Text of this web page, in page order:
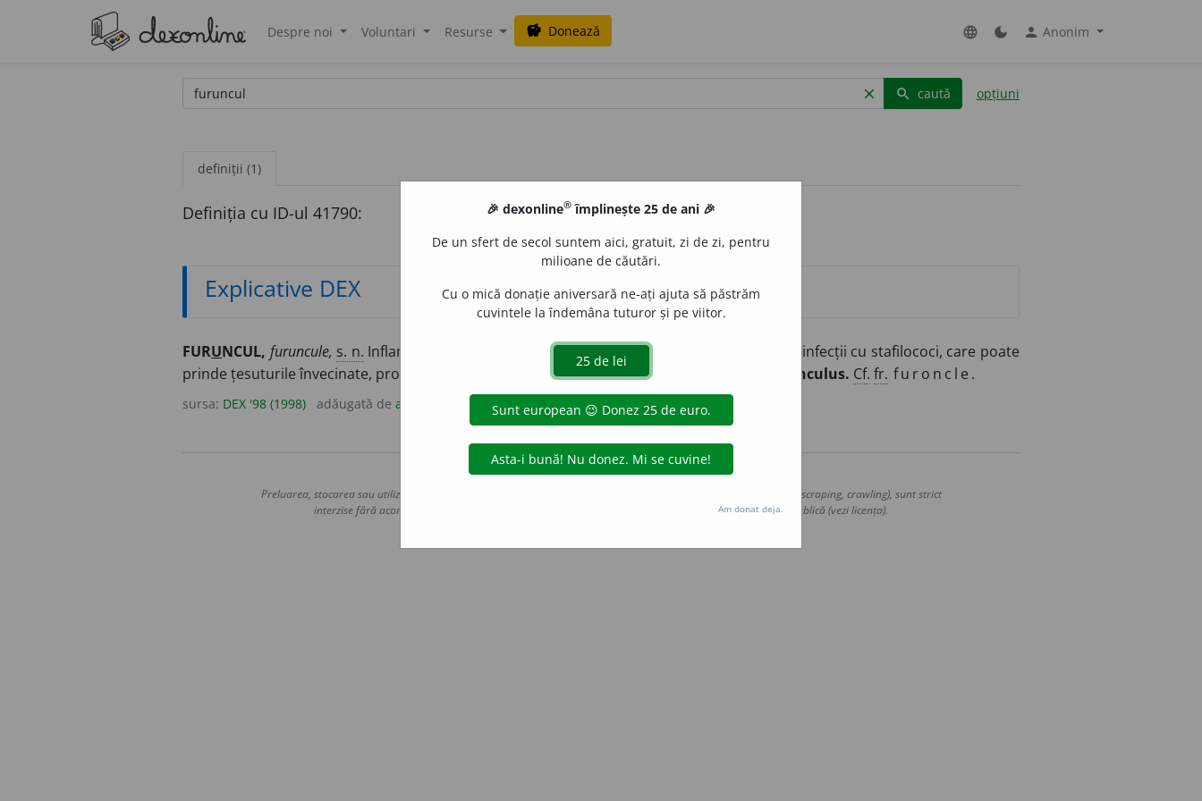
Despre noi Voluntari Resurse savings Donează language dark_mode person Anonim
clear search caută opțiuni
definiții (1)
Definiția cu ID-ul 41790:
Explicative DEX
FURUNCUL, furuncule, s. n. Inflamație purulentă a foliculilor firelor de păr ca urmare a unei infecții cu stafilococi, care poate
prinde țesuturile învecinate, provocând leziuni întinse ale pielii; abces, buboi. – Din
furunculus. Cf. fr. furoncle.
sursa: DEX '98 (1998) adăugată de ana_zecheru acțiuni
Copyright © 2004-2026 dexonline (https://dexonline.ro)
Preluarea, stocarea sau utilizarea datelor de pe acest site, inclusiv prin orice metode de extragere automată (web scraping, crawling), sunt strict
interzise fără acordul nostru prealabil scris, cu excepția seturilor de date oferite oficial spre utilizare publică (vezi licența).
🎉 dexonline® împlinește 25 de ani 🎉
De un sfert de secol suntem aici, gratuit, zi de zi, pentru
milioane de căutări.
Cu o mică donație aniversară ne-ați ajuta să păstrăm
cuvintele la îndemâna tuturor și pe viitor.
Am donat deja.